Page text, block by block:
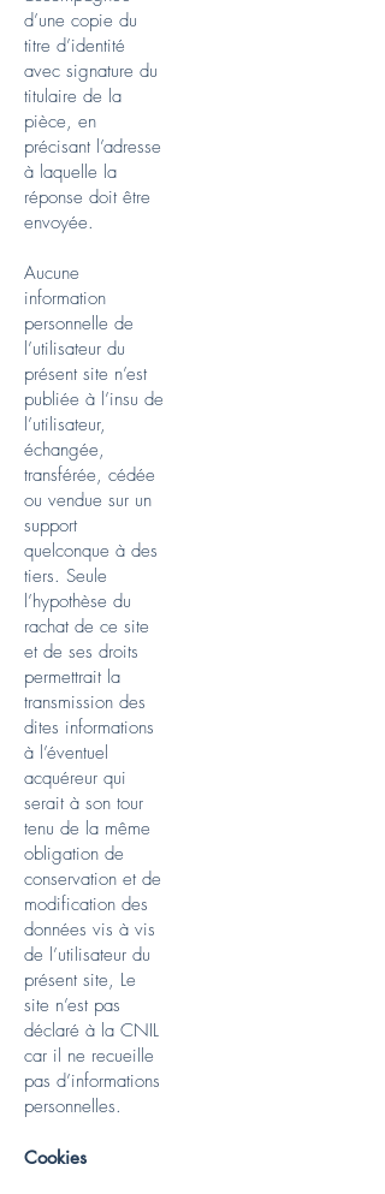
d’une copie du
titre d’identité
avec signature du
titulaire de la
pièce, en
précisant l’adresse
à laquelle la
réponse doit être
envoyée.
Aucune
information
personnelle de
l’utilisateur du
présent site n’est
publiée à l’insu de
l’utilisateur,
échangée,
transférée, cédée
ou vendue sur un
support
quelconque à des
tiers. Seule
l’hypothèse du
rachat de ce site
et de ses droits
permettrait la
transmission des
dites informations
à l’éventuel
acquéreur qui
serait à son tour
tenu de la même
obligation de
conservation et de
modification des
données vis à vis
de l’utilisateur du
présent site, Le
site n’est pas
déclaré à la CNIL
car il ne recueille
pas d’informations
personnelles.
Cookies